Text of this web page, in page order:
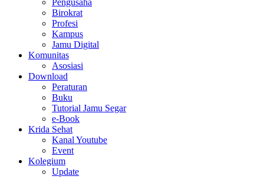
Pengusaha
Birokrat
Profesi
Kampus
Jamu Digital
Komunitas
Asosiasi
Download
Peraturan
Buku
Tutorial Jamu Segar
e-Book
Krida Sehat
Kanal Youtube
Event
Kolegium
Update